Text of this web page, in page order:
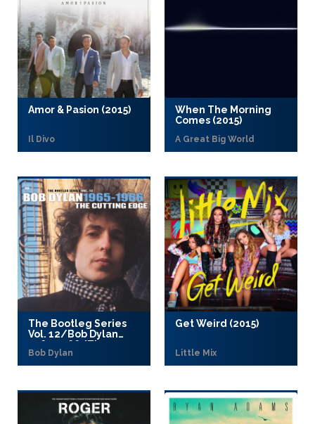
Amor & Pasion (2015)
Il Divo
When The Morning
Comes (2015)
A Great Big World
The Bootleg Series
Vol. 12/Bob Dylan
1965-1966/The
Cutting Edge (2015)
Bob Dylan
Get Weird (2015)
Little Mix